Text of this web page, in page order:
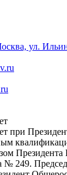
ул.
при
№ 249.